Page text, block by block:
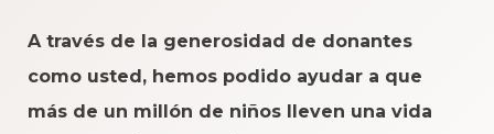
A través de la generosidad de donantes
como usted, hemos podido ayudar a que
más de un millón de niños lleven una vida